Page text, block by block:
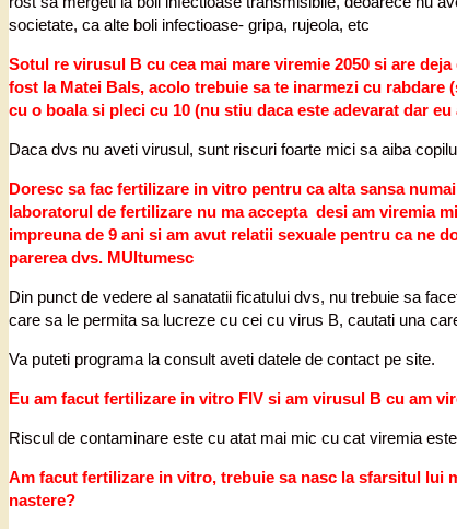
societate, ca alte boli infectioase- gripa, rujeola, etc
Sotul re virusul B cu cea mai mare viremie 2050 si are
fost la Matei Bals, acolo trebuie sa te inarmezi cu rabdare
cu o boala si pleci cu 10 (nu stiu daca este adevarat dar
Daca dvs nu aveti virusul, sunt riscuri foarte mici sa aiba
Doresc sa fac fertilizare in vitro pentru ca alta sansa
laboratorul de fertilizare nu ma accepta desi am viremia
impreuna de 9 ani si am avut relatii sexuale pentru ca ne
parerea dvs. MUltumesc
Din punct de vedere al sanatatii ficatului dvs, nu trebuie sa
care sa le permita sa lucreze cu cei cu virus B, cautati una
Va puteti programa la consult aveti datele de contact pe site.
Eu am facut fertilizare in vitro FIV si am virusul B cu am
Riscul de contaminare este cu atat mai mic cu cat viremia
Am facut fertilizare in vitro, trebuie sa nasc la sfarsitul lui
nastere?